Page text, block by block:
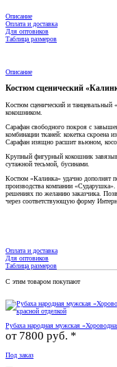
Описание
Оплата и доставка
Для оптовиков
Таблица размеров
Описание
Костюм сценический
Костюм сценический и танцевальный
кокошником.
Сарафан свободного покроя с
комбинации тканей: кокетка скроена
Сарафан изящно расшит вьюном,
Крупный фигурный кокошник
сутажной тесьмой, бусинами.
Костюм «Калинка» удачно дополнят
производства компании
решениях по желанию заказчика.
через соответствующую форму
Оплата и доставка
Для оптовиков
Таблица размеров
С этим товаром покупают
Рубаха народная мужская
от 7800 руб. *
Под заказ